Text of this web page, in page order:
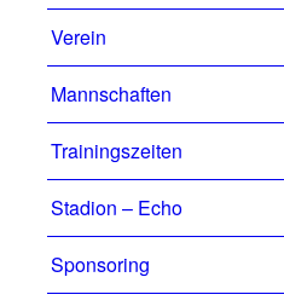
Verein
Mannschaften
Trainingszeiten
Stadion – Echo
Sponsoring